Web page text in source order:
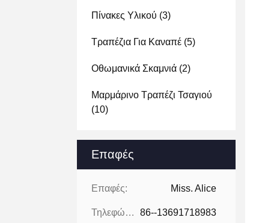
Πίνακες Υλικού (3)
Τραπέζια Για Καναπέ (5)
Οθωμανικά Σκαμνιά (2)
Μαρμάρινο Τραπέζι Τσαγιού
(10)
Επαφές
Επαφές: Miss. Alice
Τηλεφώνημα: 86--13691718983